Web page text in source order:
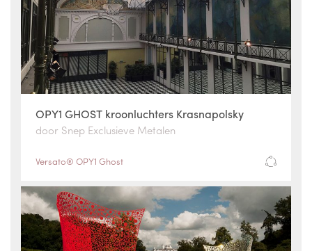
OPY1 GHOST kroonluchters Krasnapolsky
door Snep Exclusieve Metalen
Versato® OPY1 Ghost